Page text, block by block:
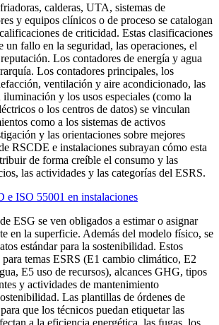
calderas, UTA, sistemas de
y equipos clínicos o de proceso se catalogan
de criticidad. Estas clasificaciones
un fallo en la seguridad, las operaciones, el
Los contadores de energía y agua
Los contadores principales, los
ventilación y aire acondicionado, las
iluminación y los usos especiales (como la
o los centros de datos) se vinculan
como a los sistemas de activos
y las orientaciones sobre mejores
RSCDE e instalaciones subrayan cómo esta
de forma creíble el consumo y las
las actividades y las categorías del ESRS.
e ISO 55001 en instalaciones
ESG se ven obligados a estimar o asignar
en la superficie. Además del modelo físico, se
estándar para la sostenibilidad. Estos
temas ESRS (E1 cambio climático, E2
E5 uso de recursos), alcances GHG, tipos
y actividades de mantenimiento
Las plantillas de órdenes de
que los técnicos puedan etiquetar las
a la eficiencia energética, las fugas, los